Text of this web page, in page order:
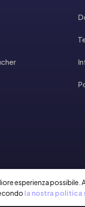
esperienza possibile.
la nostra politica